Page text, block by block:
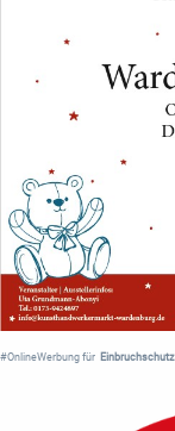
#OnlineWerbung für Einbruchschutz